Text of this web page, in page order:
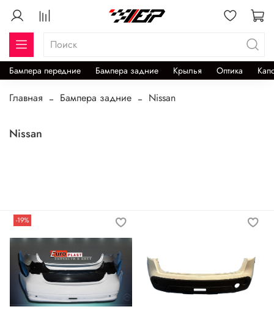
Бампера передние Бампера задние Крылья Оптика
Главная Бампера задние Nissan
Nissan
-19%